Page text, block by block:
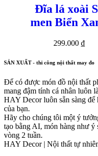
Đĩa lá xoài
men Biển
299.000 ₫
SẢN XUẤT - thi công nội thất may đo
Để có được món đồ nội thất
mang đậm tính cá nhân luôn
HAY Decor luôn sẵn sàng để
của bạn.
Hãy cho chúng tôi một ý
tạo bằng AI, món hàng như ý
vòng 2 tuần.
HAY Decor | Nội thất tự